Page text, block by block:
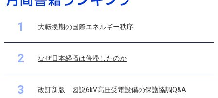
1 大転換期の国際エネルギー秩序
2 なぜ日本経済は停滞したのか
3 改訂新版 図説6kV高圧受電設備の保護協調Q&A